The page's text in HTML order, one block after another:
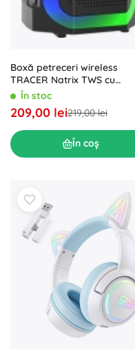
Boxă petreceri wireless
TRACER Natrix TWS cu
Bluetooth și LED
În stoc
209,00 lei219,00 lei
În coș